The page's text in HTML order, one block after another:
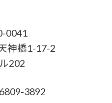
0041
神橋1-17-2
202
3892